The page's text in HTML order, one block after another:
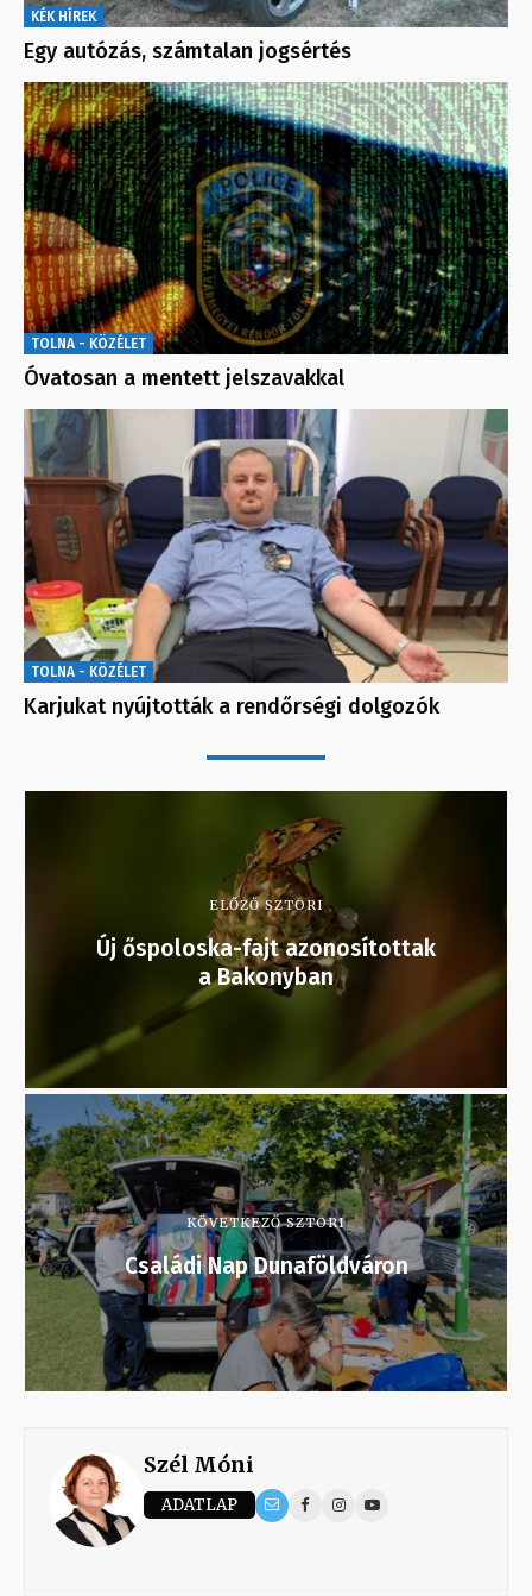
KÉK HÍREK
Egy autózás, számtalan jogsértés
TOLNA - KÖZÉLET
Óvatosan a mentett jelszavakkal
TOLNA - KÖZÉLET
Karjukat nyújtották a rendőrségi dolgozók
ELŐZŐ SZTORI
Új őspoloska-fajt azonosítottak
a Bakonyban
KÖVETKEZŐ SZTORI
Családi Nap Dunaföldváron
Szél Móni
ADATLAP